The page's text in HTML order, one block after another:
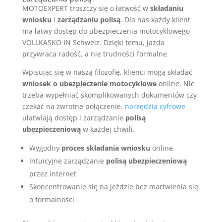
MOTOEXPERT troszczy się o łatwość w składaniu
wniosku i zarządzaniu polisą. Dla nas każdy klient
ma łatwy dostęp do ubezpieczenia motocyklowego
VOLLKASKO IN Schweiz. Dzięki temu, jazda
przywraca radość, a nie trudności formalne.
Wpisując się w naszą filozofię, klienci mogą składać
wniosek o ubezpieczenie motocykloweonline. Nie
trzeba wypełniać skomplikowanych dokumentów czy
czekać na zwrotne połączenie. narzędzia cyfrowe
ułatwiają dostęp i zarządzanie polisą
ubezpieczeniowąw każdej chwili.
Wygodny proces składania wniosku online
Intuicyjne zarządzanie polisą ubezpieczeniową
przez internet
Skoncentrowanie się na jeździe bez martwienia się
o formalności